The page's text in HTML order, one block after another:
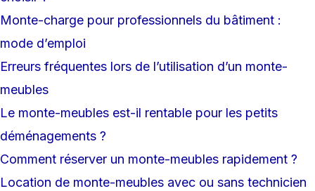
Monte-charge pour professionnels du bâtiment :
mode d’emploi
Erreurs fréquentes lors de l’utilisation d’un monte-
meubles
Le monte-meubles est-il rentable pour les petits
déménagements ?
Comment réserver un monte-meubles rapidement ?
Location de monte-meubles avec ou sans technicien